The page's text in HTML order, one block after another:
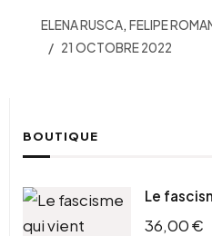
ELENA RUSCA, FELIPE
21 OCTOBRE 2022
BOUTIQUE
Le
36,00€